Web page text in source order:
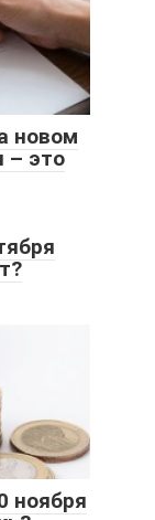
новом
– это
ноября